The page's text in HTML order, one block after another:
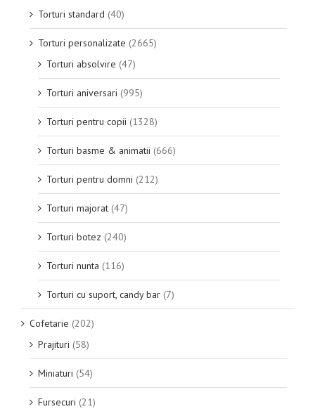
Torturi standard (40)
Torturi personalizate (2665)
Torturi absolvire (47)
Torturi aniversari (995)
Torturi pentru copii (1328)
Torturi basme & animatii (666)
Torturi pentru domni (212)
Torturi majorat (47)
Torturi botez (240)
Torturi nunta (116)
Torturi cu suport, candy bar (7)
Cofetarie (202)
Prajituri (58)
Miniaturi (54)
Fursecuri (21)